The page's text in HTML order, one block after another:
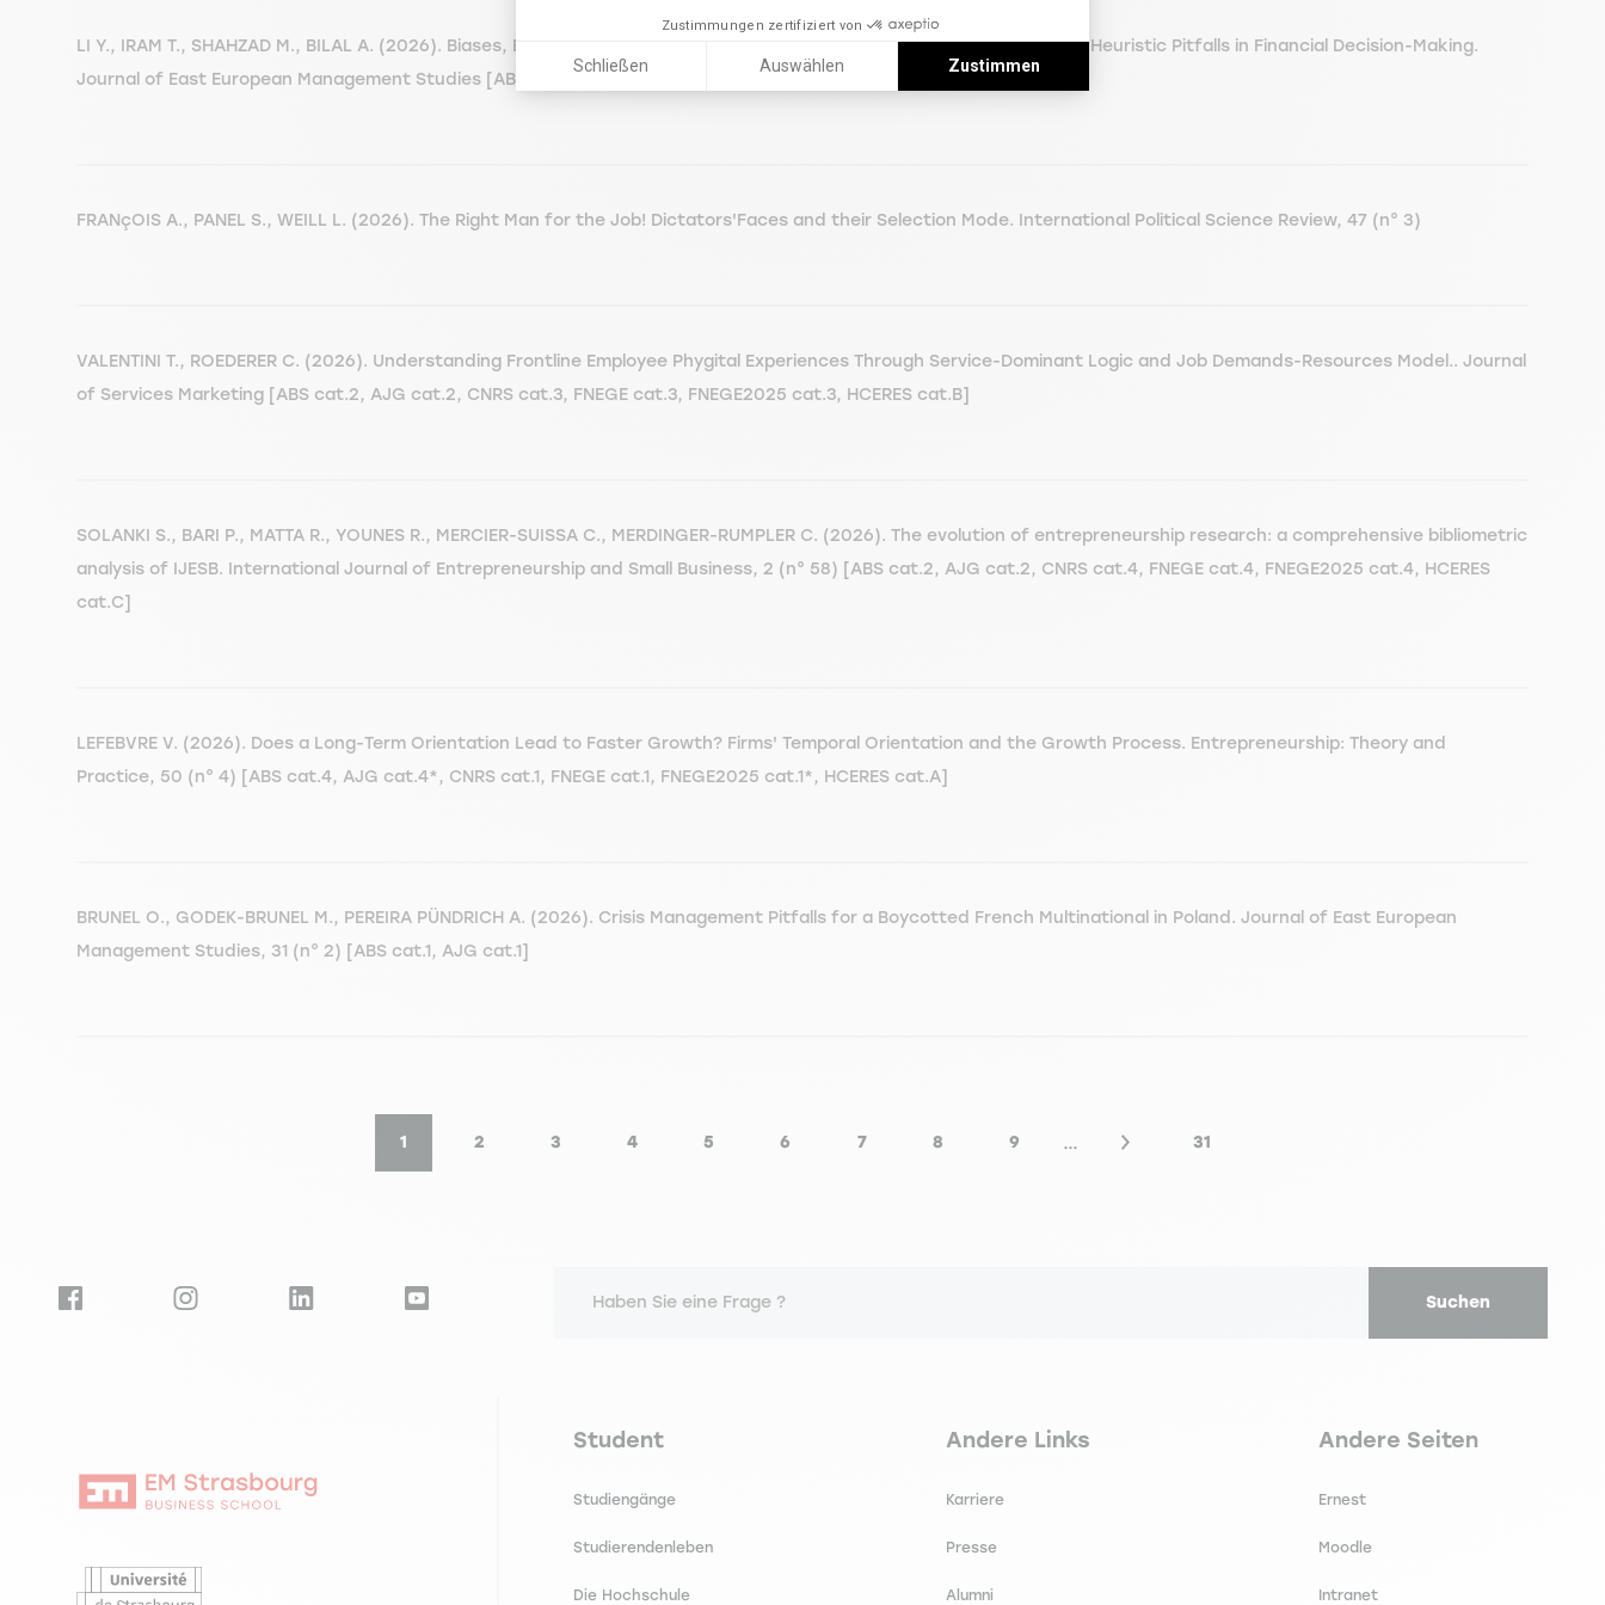
Zustimmungen zertifiziert von
Schließen Auswählen Zustimmen
LI Y., IRAM T., SHAHZAD M., BILAL A. (2026). Biases, Beliefs, and Maturity: How Age Shields Women Entrepreneurs From Heuristic Pitfalls in Financial Decision-Making.
Journal of East European Management Studies [ABS cat.1, AJG cat.1]
FRANçOIS A., PANEL S., WEILL L. (2026). The Right Man for the Job! Dictators'Faces and their Selection Mode. International Political Science Review, 47 (n° 3)
VALENTINI T., ROEDERER C. (2026). Understanding Frontline Employee Phygital Experiences Through Service-Dominant Logic and Job Demands-Resources Model.. Journal
of Services Marketing [ABS cat.2, AJG cat.2, CNRS cat.3, FNEGE cat.3, FNEGE2025 cat.3, HCERES cat.B]
SOLANKI S., BARI P., MATTA R., YOUNES R., MERCIER-SUISSA C., MERDINGER-RUMPLER C. (2026). The evolution of entrepreneurship research: a comprehensive bibliometric
analysis of IJESB. International Journal of Entrepreneurship and Small Business, 2 (n° 58) [ABS cat.2, AJG cat.2, CNRS cat.4, FNEGE cat.4, FNEGE2025 cat.4, HCERES
cat.C]
LEFEBVRE V. (2026). Does a Long-Term Orientation Lead to Faster Growth? Firms' Temporal Orientation and the Growth Process. Entrepreneurship: Theory and
Practice, 50 (n° 4) [ABS cat.4, AJG cat.4*, CNRS cat.1, FNEGE cat.1, FNEGE2025 cat.1*, HCERES cat.A]
BRUNEL O., GODEK-BRUNEL M., PEREIRA PÜNDRICH A. (2026). Crisis Management Pitfalls for a Boycotted French Multinational in Poland. Journal of East European
Management Studies, 31 (n° 2) [ABS cat.1, AJG cat.1]
Aktuelle Seite
1
Seite
2
Seite
3
Seite
4
Seite
5
Seite
6
Seite
7
Seite
8
Seite
9 … Nächste SeiteLetzte Seite
31
Haben Sie eine Frage ? Suchen
Navigation principale footer
Student
Studiengänge
Studierendenleben
Die Hochschule
Navigation secondaire footer
Andere Links
Karriere
Presse
Alumni
Navigation tertiaire footer
Andere Seiten
Ernest
Moodle
Intranet